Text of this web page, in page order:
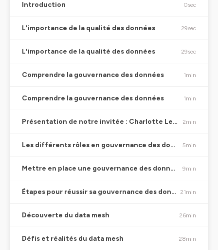
Introduction 0sec
L'importance de la qualité des données 29sec
L'importance de la qualité des données 29sec
Comprendre la gouvernance des données 1min
Comprendre la gouvernance des données 1min
Présentation de notre invitée : Charlotte Ledoux 2min
Les différents rôles en gouvernance des données 5min
Mettre en place une gouvernance des données 9min
Étapes pour réussir sa gouvernance des données 21min
Découverte du data mesh 26min
Défis et réalités du data mesh 28min